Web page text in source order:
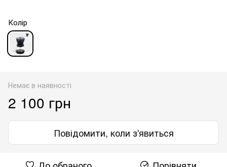
Колір
Немає в наявності
2 100 грн
Повідомити, коли з'явиться